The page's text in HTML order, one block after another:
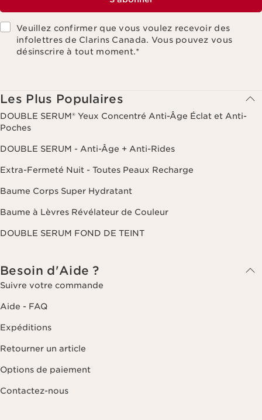
Veuillez confirmer que vous voulez recevoir des
infolettres de Clarins Canada. Vous pouvez vous
désinscrire à tout moment.*
Les Plus Populaires
DOUBLE SERUM® Yeux Concentré Anti-Âge Éclat et Anti-
Poches
DOUBLE SERUM - Anti-Âge + Anti-Rides
Extra-Fermeté Nuit - Toutes Peaux Recharge
Baume Corps Super Hydratant
Baume à Lèvres Révélateur de Couleur
DOUBLE SERUM FOND DE TEINT
Besoin d'Aide ?
Suivre votre commande
Aide - FAQ
Expéditions
Retourner un article
Options de paiement
Contactez-nous